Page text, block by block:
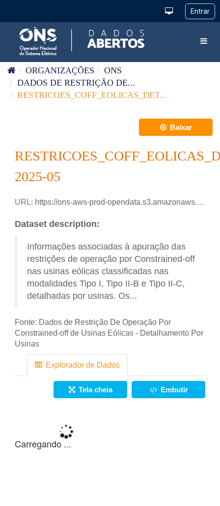
ORGANIZAÇÕES
ONS
DADOS DE RESTRIÇÃO DE...
RESTRICOES_COFF_EOLICAS_DET...
Baixar
2025-05
URL: https://ons-aws-prod-opendata.s3.amazonaws.com/dataset/restricao_coff_eolica_detail_tm/RESTRICAO_COFF_EOLICA_DETAIL_2025_05.xlsx
Dataset description:
Informações associadas à apuração das
restrições de operação por Constrained-off
nas usinas eólicas classificadas nas
modalidades Tipo I, Tipo II-B e Tipo II-C,
detalhadas por usinas. Os...
Fonte: Dados de Restrição De Operação Por
Constrained-off de Usinas Eólicas - Detalhamento Por
Usinas
Explorador de Dados
Tela cheia Embutir